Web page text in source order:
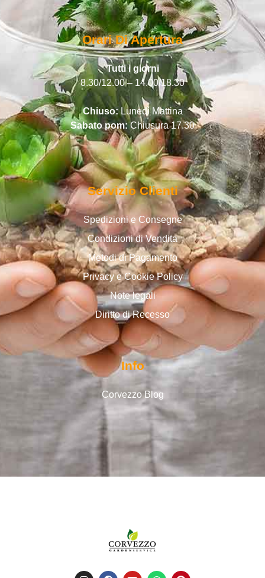
Orari Di Apertura
Tutti i giorni
8.30/12.00 – 14.00/18.30
Chiuso:Lunedì Mattina
Sabato pom:Chiusura 17.30
Servizio Clienti
Spedizioni e Consegne
Condizioni di Vendita
Metodi di Pagamento
Privacy e Cookie Policy
Note legali
Diritto di Recesso
Info
Corvezzo Blog